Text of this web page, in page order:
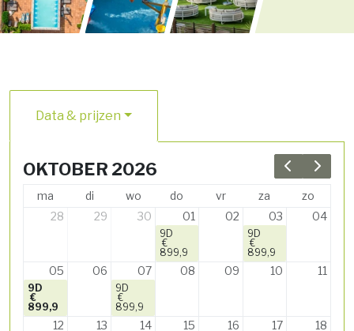
Data & prijzen
Previous
Next
OKTOBER 2026
ma di wo do vr za
zo
28
29 30 01
9D
€
899,9
02 03
9D
€
899,9
04
05
9D
€
899,9
06 07
9D
€
899,9
08 09 10 11
12 13 14 15 16 17 18